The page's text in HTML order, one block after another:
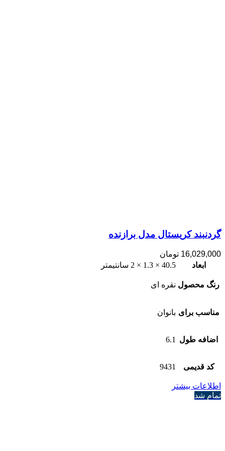
گردنبند کریستال مدل برازنده
16,029,000 تومان
ابعاد
40.5 × 1.3 × 2 سانتیمتر
رنگ محصول نقره ای
مناسب برای بانوان
اضافه طول 6.1
کد قدیمی 9431
اطلاعات بیشتر
تمام شد